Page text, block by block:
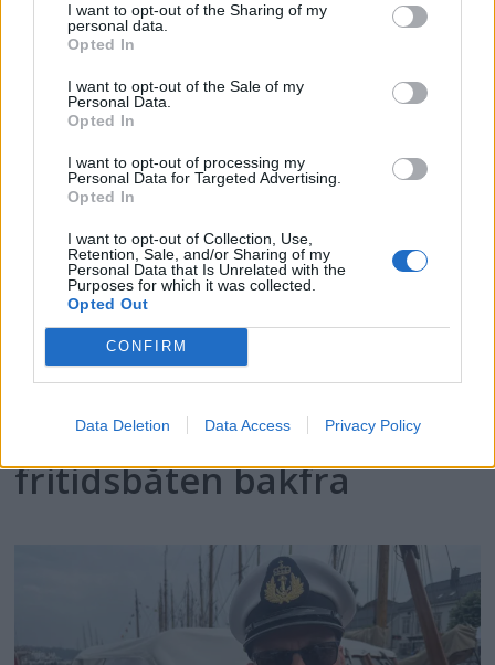
I want to opt-out of the Sharing of my
personal data.
Opted In
I want to opt-out of the Sale of my
Personal Data.
Opted In
I want to opt-out of processing my
Personal Data for Targeted Advertising.
Opted In
I want to opt-out of Collection, Use,
Retention, Sale, and/or Sharing of my
Personal Data that Is Unrelated with the
Purposes for which it was collected.
Opted Out
CONFIRM
Data Deletion Data Access Privacy Policy
Satser på Sting, øker
salget
Politiets teori: Tok igjen
fritidsbåten bakfra